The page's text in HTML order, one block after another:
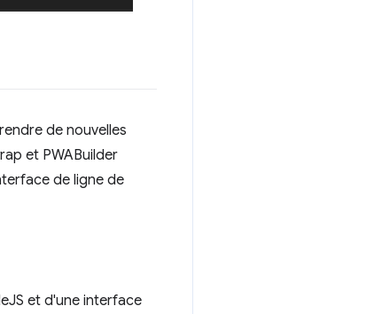
de nouvelles
et PWABuilder
de ligne de
et d'une interface